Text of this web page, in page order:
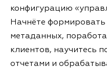
конфигурацию
Начнёте
метаданных,
клиентов, научитесь
отчетами и